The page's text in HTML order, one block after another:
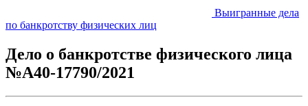
Выигранные дела
по банкротству физических лиц
Дело о банкротстве физического лица
№А40-17790/2021